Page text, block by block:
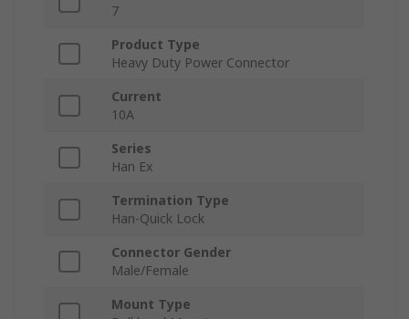
7
Product Type
Heavy Duty Power Connector
Current
10A
Series
Han Ex
Termination Type
Han-Quick Lock
Connector Gender
Male/Female
Mount Type